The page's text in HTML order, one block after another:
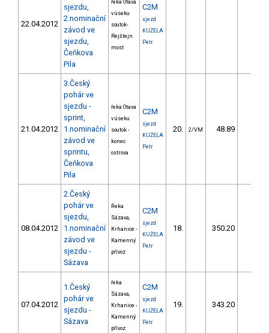
22.04.2012
sjezdu,
2.nominační
závod ve
sjezdu,
Čeňkova
Pila
řeka Otava
v úseku
soutok-
Rejštejn
most
C2M
sjezd
KUŽELA
Petr
21.04.2012
3.Český
pohár ve
sjezdu -
sprint,
1.nominační
závod ve
sprintu,
Čeňkova
Pila
řeka Otava
v úseku
soutok -
konec
ostrova
C2M
sjezd
KUŽELA
Petr
20. 2/VM 48.89
08.04.2012
2.Český
pohár ve
sjezdu,
1.nominační
závod ve
sjezdu -
Sázava
Řeka
Sázava,
Krhanice -
Kamenný
přívoz
C2M
sjezd
KUŽELA
Petr
18. 350.20
07.04.2012
1.Český
pohár ve
sjezdu -
Sázava
řeka
Sázava,
Krhanice -
Kamenný
přívoz
C2M
sjezd
KUŽELA
Petr
19. 343.20